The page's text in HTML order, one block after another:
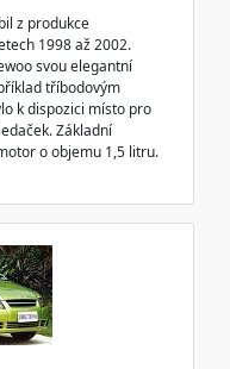
z produkce
1998 až 2002.
svou elegantní
tříbodovým
k dispozici místo pro
Základní
o objemu 1,5 litru.